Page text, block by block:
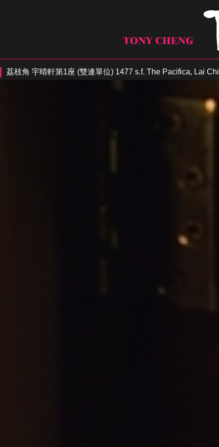
荔枝角 宇晴軒第1座 (雙連單位) 1477 s.f. The Pacifica, Lai